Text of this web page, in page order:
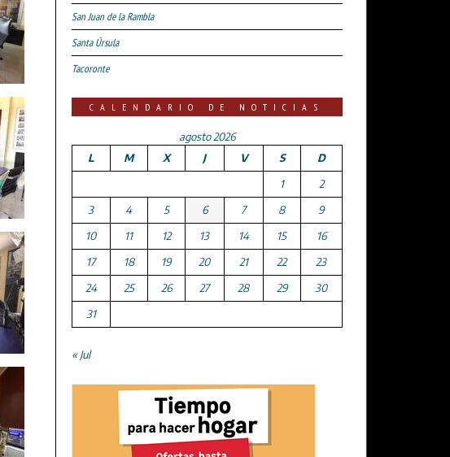
San Juan de la Rambla
Santa Úrsula
Tacoronte
CALENDARIO DE NOTICIAS
agosto 2026
L
M X J V S
D
1
2
3
4 5 6 7 8
9
10
11 12 13 14 15
16
17
18 19 20 21 22
23
24
25 26 27 28 29
30
31
« Jul